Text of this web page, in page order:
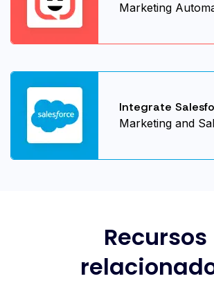
Marketing
Integrate
Marketing and
Recursos